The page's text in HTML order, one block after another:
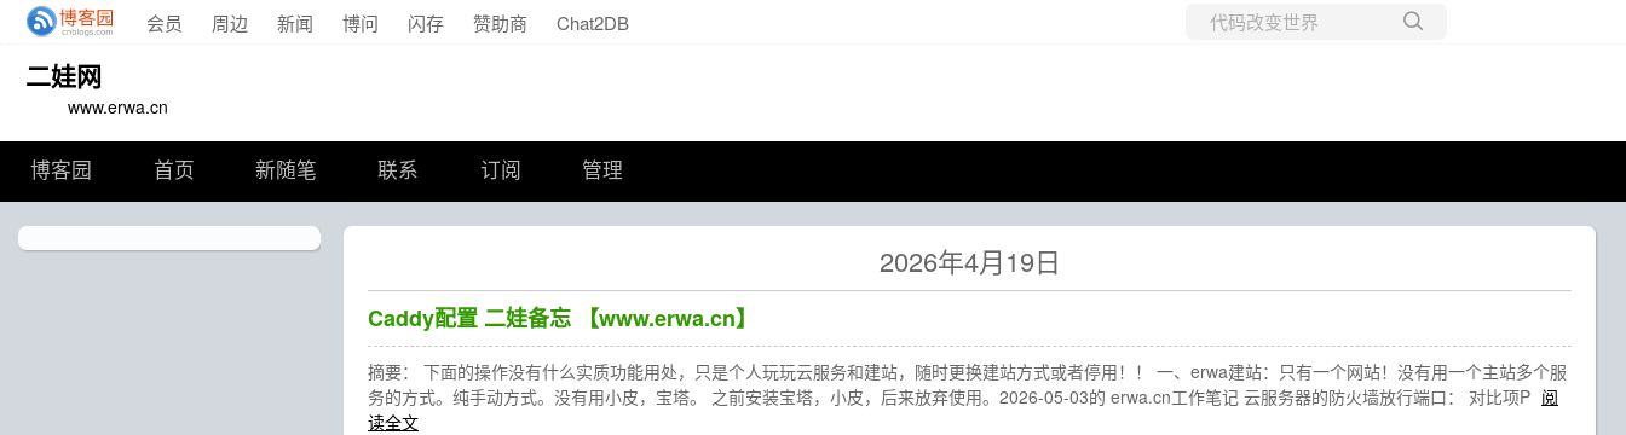
会员 周边 新闻 博问 闪存 赞助商 Chat2DB
二娃网
www.erwa.cn
博客园 首页 新随笔 联系 订阅 管理
2026年4月19日
Caddy配置 二娃备忘 【www.erwa.cn】
摘要： 下面的操作没有什么实质功能用处，只是个人玩玩云服务和建站，随时更换建站方式或者停用！！ 一、erwa建站：只有一个网站！没有用一个主站多个服
务的方式。纯手动方式。没有用小皮，宝塔。 之前安装宝塔，小皮，后来放弃使用。2026-05-03的 erwa.cn工作笔记 云服务器的防火墙放行端口： 对比项P 阅
读全文